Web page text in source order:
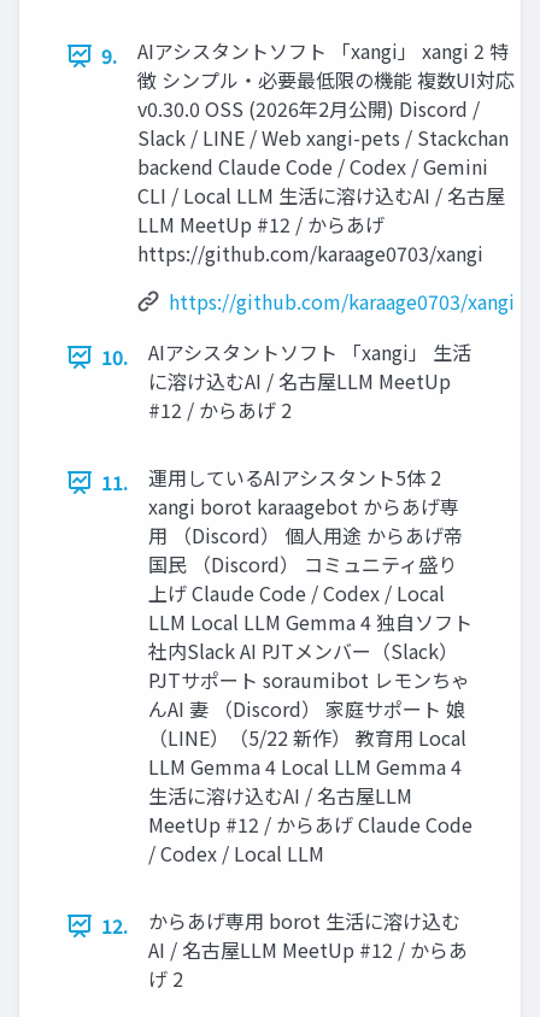
9.
AIアシスタントソフト 「xangi」 xangi 2 特
徴 シンプル・必要最低限の機能 複数UI対応
v0.30.0 OSS (2026年2月公開) Discord /
Slack / LINE / Web xangi-pets / Stackchan
backend Claude Code / Codex / Gemini
CLI / Local LLM 生活に溶け込むAI / 名古屋
LLM MeetUp #12 / からあげ
https://github.com/karaage0703/xangi
https://github.com/karaage0703/xangi
10.
AIアシスタントソフト 「xangi」 生活
に溶け込むAI / 名古屋LLM MeetUp
#12 / からあげ 2
11.
運用しているAIアシスタント5体 2
xangi borot karaagebot からあげ専
用 （Discord） 個人用途 からあげ帝
国民 （Discord） コミュニティ盛り
上げ Claude Code / Codex / Local
LLM Local LLM Gemma 4 独自ソフト
社内Slack AI PJTメンバー（Slack）
PJTサポート soraumibot レモンちゃ
んAI 妻 （Discord） 家庭サポート 娘
（LINE）（5/22 新作） 教育用 Local
LLM Gemma 4 Local LLM Gemma 4
生活に溶け込むAI / 名古屋LLM
MeetUp #12 / からあげ Claude Code
/ Codex / Local LLM
12.
からあげ専用 borot 生活に溶け込む
AI / 名古屋LLM MeetUp #12 / からあ
げ 2